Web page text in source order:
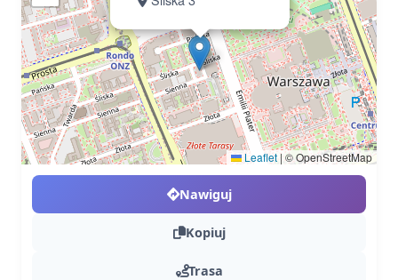
Leaflet |© OpenStreetMap
Nawiguj
Kopiuj
Trasa